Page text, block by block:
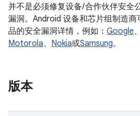
并不是必须修复设备/ 合作伙伴安全
漏洞。Android 设备和芯片组制造
品的安全漏洞详情，例如： Google、
Motorola、 Nokia或Samsung。
版本